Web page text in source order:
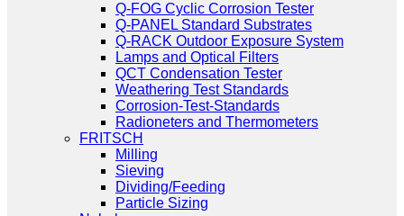
Q-FOG Cyclic Corrosion Tester
Q-PANEL Standard Substrates
Q-RACK Outdoor Exposure System
Lamps and Optical Filters
QCT Condensation Tester
Weathering Test Standards
Corrosion-Test-Standards
Radioneters and Thermometers
FRITSCH
Milling
Sieving
Dividing/Feeding
Particle Sizing